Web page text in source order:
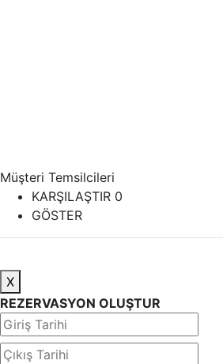
Müşteri Temsilcileri
KARŞILAŞTIR 0
GÖSTER
X
REZERVASYON OLUŞTUR